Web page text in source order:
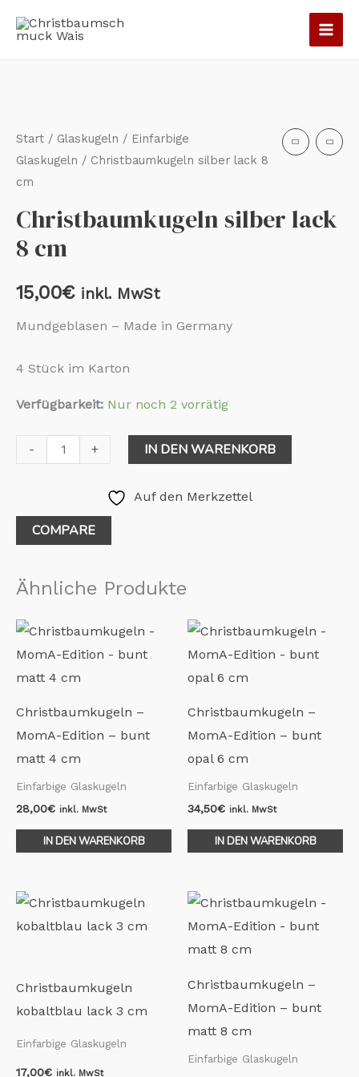
Inhalt
Start / Glaskugeln / Einfarbige
Glaskugeln / Christbaumkugeln silber lack 8
cm
Christbaumkugeln silber lack
8 cm
15,00€ inkl. MwSt
Mundgeblasen – Made in Germany
4 Stück im Karton
Verfügbarkeit: Nur noch 2 vorrätig
-
lack
8
cm
+ IN DEN WARENKORB
Auf den Merkzettel
COMPARE
Ähnliche Produkte
Christbaumkugeln –
MomA-Edition – bunt
matt 4 cm
Einfarbige Glaskugeln
28,00€ inkl. MwSt
IN DEN WARENKORB
Christbaumkugeln –
MomA-Edition – bunt
opal 6 cm
Einfarbige Glaskugeln
34,50€ inkl. MwSt
IN DEN WARENKORB
Christbaumkugeln
kobaltblau lack 3 cm
Einfarbige Glaskugeln
17,00€ inkl. MwSt
Christbaumkugeln –
MomA-Edition – bunt
matt 8 cm
Einfarbige Glaskugeln